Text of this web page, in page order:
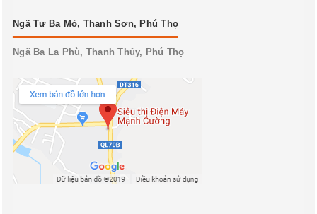
Ngã Tư Ba Mỏ, Thanh Sơn, Phú Thọ
Ngã Ba La Phù, Thanh Thủy, Phú Thọ